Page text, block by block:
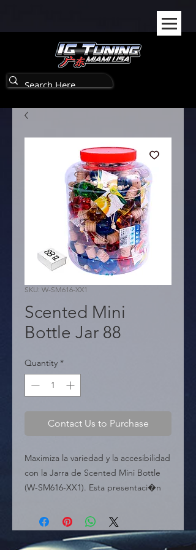
SKU: W-SM616-XX1
Scented Mini
Bottle Jar 88
Quantity *
Contact Us to Purchase
Maximiza la variedad y la accesibilidad
con la Jarra de Scented Mini Bottle
(W-SM616-XX1). Esta presentaci�n
dise�ada para ofrecer una versi�n
econ�mica y pr�ctica de los
populares ambientadores de mini